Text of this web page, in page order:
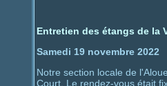
Entretien des étangs de la
Samedi 19 novembre 2022
Notre section locale de
Court. Le rendez-vous était